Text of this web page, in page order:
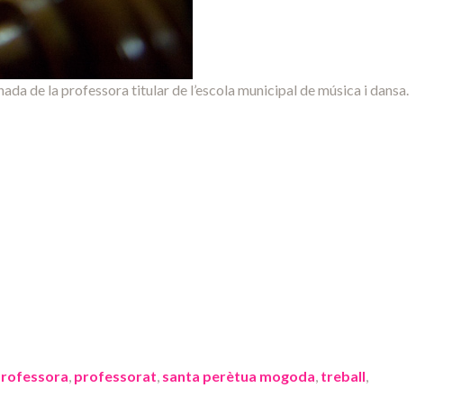
de la professora titular de l’escola municipal de música i dansa.
, professorat, santa perètua mogoda, treball,